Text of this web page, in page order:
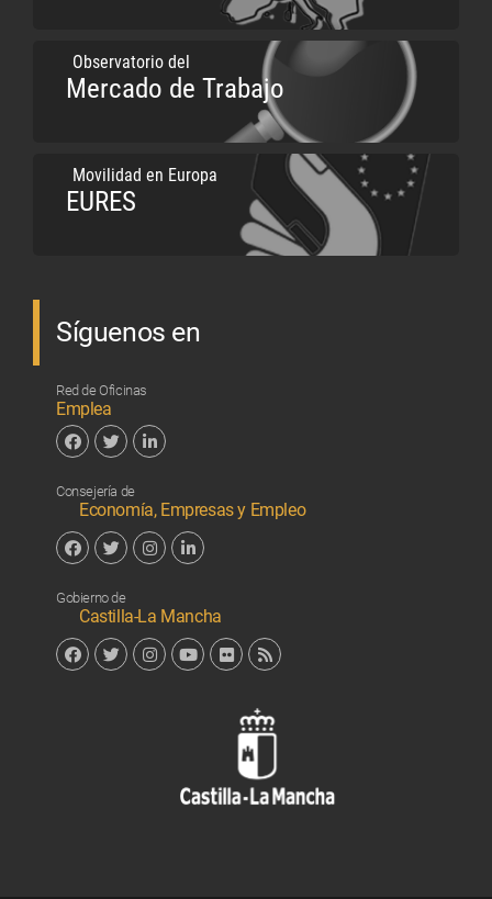
Observatorio del
Mercado de Trabajo
Movilidad en Europa
EURES
Síguenos en
Red de Oficinas
Emplea
Consejería de
Economía, Empresas y Empleo
Gobierno de
Castilla-La Mancha